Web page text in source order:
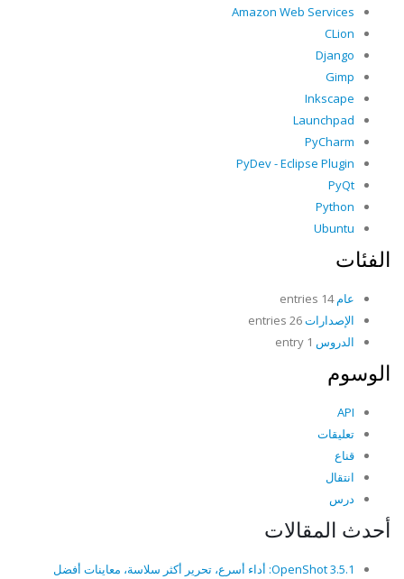
Amazon Web Services
CLion
Django
Gimp
Inkscape
Launchpad
PyCharm
PyDev - Eclipse Plugin
PyQt
Python
Ubuntu
الفئات
عام14 entries
الإصدارات
الدروس
الوسوم
API
تعليقات
قناع
انتقال
درس
أحدث المقالات
OpenShot 3.5.1: أداء أسرع، تحرير أكثر سلاسة، معاينات أفضل